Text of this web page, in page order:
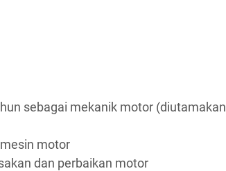
sebagai mekanik motor (diutamakan
motor
dan perbaikan motor